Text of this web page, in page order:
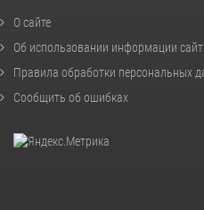
О сайте
Об использовании информации
Правила обработки персональных
Сообщить об ошибках